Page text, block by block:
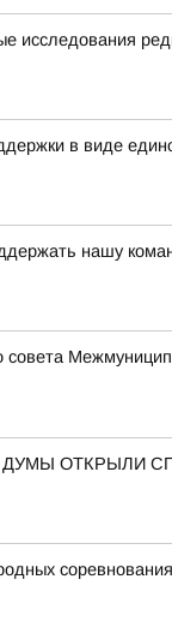
исследования
в виде
нашу
ОТКРЫЛИ